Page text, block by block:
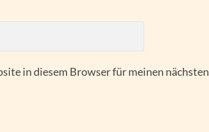
in diesem Browser für meinen nächsten